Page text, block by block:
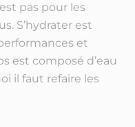
pas pour les
S’hydrater est
et
est composé d’eau
il faut refaire les